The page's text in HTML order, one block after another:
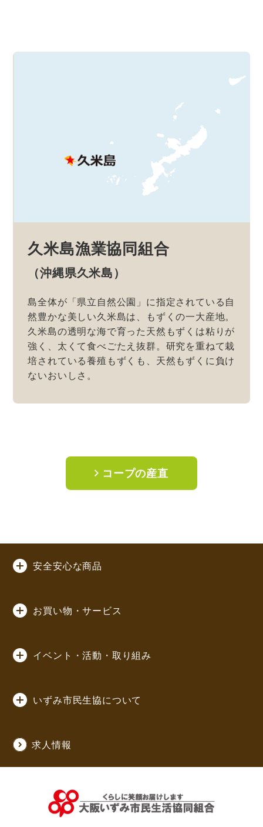
久米島漁業協同組合
（沖縄県久米島）
島全体が「県立自然公園」に指定されている自
然豊かな美しい久米島は、もずくの一大産地。
久米島の透明な海で育った天然もずくは粘りが
強く、太くて食べごたえ抜群。研究を重ねて栽
培されている養殖もずくも、天然もずくに負け
ないおいしさ。
コープの産直
安全安心な商品
お買い物・サービス
イベント・活動・取り組み
いずみ市民生協について
求人情報